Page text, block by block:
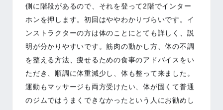
ホンを押します。初回はややわかりづらいです。イ
ンストラクターの方は体のことにとても詳しく、説
明が分かりやすいです。筋肉の動かし方、体の不調
を整える方法、痩せるための食事のアドバイスをい
ただき、順調に体重減少し、体も整って来ました。
運動もマッサージも両方受けたい、体が固くて普通
のジムではうまくできなかったという人にお勧めし
ます。